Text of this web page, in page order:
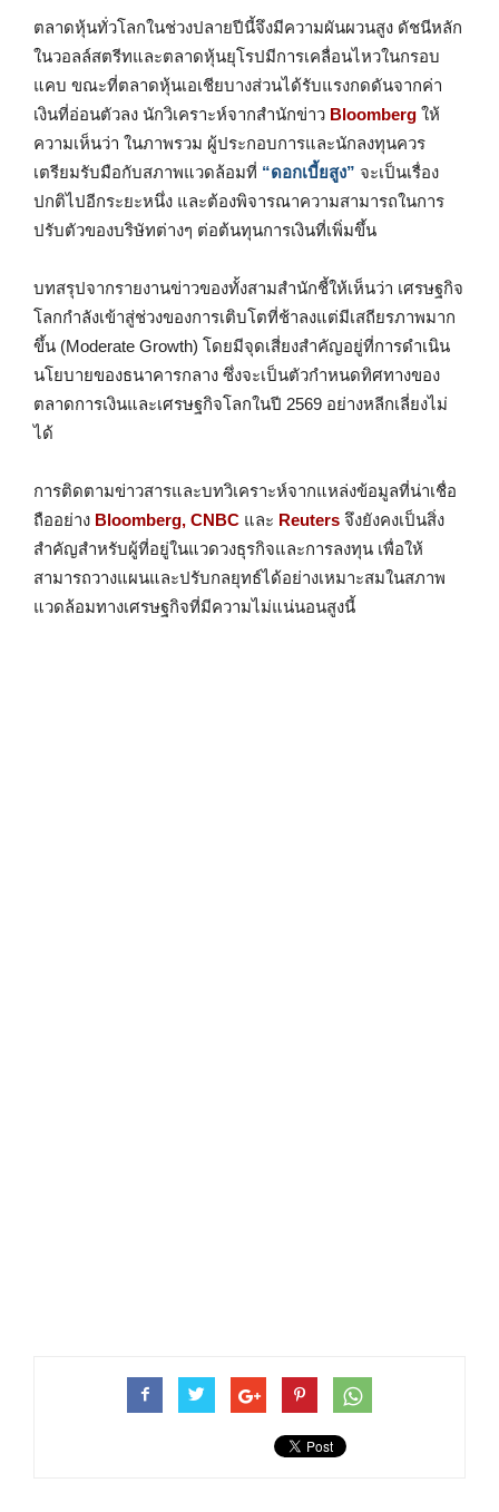
ตลาดหุ้นทั่วโลกในช่วงปลายปีนี้จึงมีความผันผวนสูง ดัชนีหลัก
ในวอลล์สตรีทและตลาดหุ้นยุโรปมีการเคลื่อนไหวในกรอบ
แคบ ขณะที่ตลาดหุ้นเอเชียบางส่วนได้รับแรงกดดันจากค่า
เงินที่อ่อนตัวลง นักวิเคราะห์จากสำนักข่าว Bloomberg ให้
ความเห็นว่า ในภาพรวม ผู้ประกอบการและนักลงทุนควร
เตรียมรับมือกับสภาพแวดล้อมที่ “ดอกเบี้ยสูง” จะเป็นเรื่อง
ปกติไปอีกระยะหนึ่ง และต้องพิจารณาความสามารถในการ
ปรับตัวของบริษัทต่างๆ ต่อต้นทุนการเงินที่เพิ่มขึ้น
บทสรุปจากรายงานข่าวของทั้งสามสำนักชี้ให้เห็นว่า เศรษฐกิจ
โลกกำลังเข้าสู่ช่วงของการเติบโตที่ช้าลงแต่มีเสถียรภาพมาก
ขึ้น (Moderate Growth) โดยมีจุดเสี่ยงสำคัญอยู่ที่การดำเนิน
นโยบายของธนาคารกลาง ซึ่งจะเป็นตัวกำหนดทิศทางของ
ตลาดการเงินและเศรษฐกิจโลกในปี 2569 อย่างหลีกเลี่ยงไม่
ได้
การติดตามข่าวสารและบทวิเคราะห์จากแหล่งข้อมูลที่น่าเชื่อ
ถืออย่าง Bloomberg, CNBC และ Reuters จึงยังคงเป็นสิ่ง
สำคัญสำหรับผู้ที่อยู่ในแวดวงธุรกิจและการลงทุน เพื่อให้
สามารถวางแผนและปรับกลยุทธ์ได้อย่างเหมาะสมในสภาพ
แวดล้อมทางเศรษฐกิจที่มีความไม่แน่นอนสูงนี้